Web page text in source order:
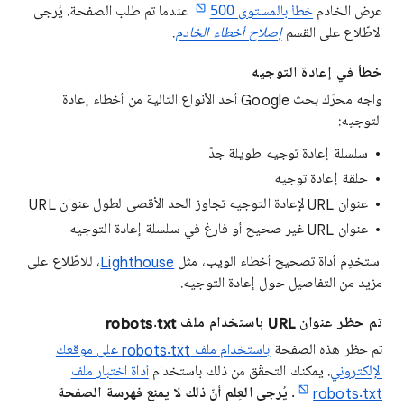
عرض الخادم خطأ بالمستوى 500
عندما تم طلب الصفحة. يُرجى
الاطّلاع على القسمإصلاح أخطاء الخادم.
خطأ في إعادة التوجيه
واجه محرّك بحث Google أحد الأنواع التالية من أخطاء إعادة
التوجيه:
سلسلة إعادة توجيه طويلة جدًا
حلقة إعادة توجيه
عنوان URL لإعادة التوجيه تجاوز الحد الأقصى لطول عنوان URL
عنوان URL غير صحيح أو فارغ في سلسلة إعادة التوجيه
استخدِم أداة تصحيح أخطاء الويب، مثل Lighthouse، للاطّلاع على
مزيد من التفاصيل حول إعادة التوجيه.
تم حظر عنوان URL باستخدام ملف robots.txt
تم حظر هذه الصفحة
باستخدام ملف robots.txt على موقعك
الإلكتروني. يمكنك التحقّق من ذلك باستخدامأداة اختبار ملف
robots.txt
. يُرجى العِلم أنّ ذلك لا يمنع فهرسة الصفحة